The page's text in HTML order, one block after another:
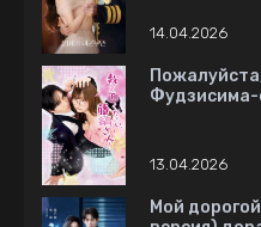
14.04.2026
Фудзисима-
13.04.2026
Мой